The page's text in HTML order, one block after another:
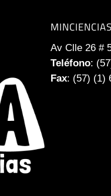
MINCIENCIAS
Av Clle 26 #
Teléfono:
Fax: (57) (1)